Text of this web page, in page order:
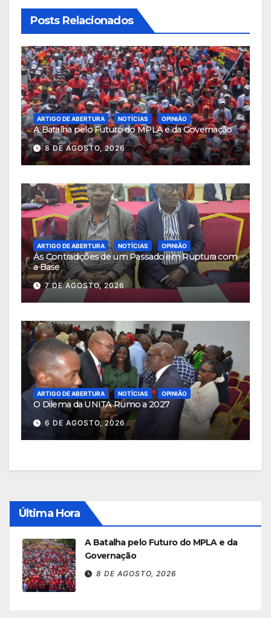
Posts Relacionados
ARTIGO DE ABERTURA NOTÍCIAS OPINIÃO
A Batalha pelo Futuro do MPLA e da Governação
8 DE AGOSTO, 2026
ARTIGO DE ABERTURA NOTÍCIAS OPINIÃO
As Contradições de um Passado em Ruptura com
a Base
7 DE AGOSTO, 2026
ARTIGO DE ABERTURA NOTÍCIAS OPINIÃO
O Dilema da UNITA Rumo a 2027
6 DE AGOSTO, 2026
Última Hora
A Batalha pelo Futuro do MPLA e da
Governação
8 DE AGOSTO, 2026